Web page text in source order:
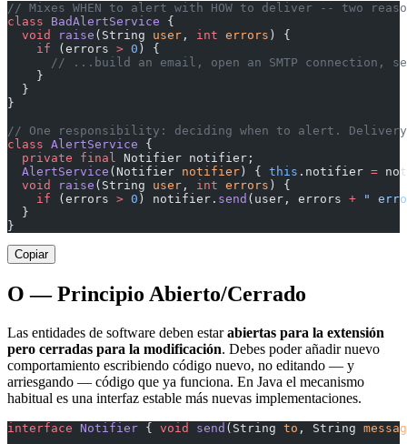
// Mixes WHEN to alert with HOW to deliver -- two
class BadAlertService {
  void
raise (String user , int errors ) {
    if
(errors > 0 ) {
// ...build an email, open an SMTP connection,
    }
  }
}
// One responsibility: deciding when to alert.
class AlertService {
  private
final Notifier notifier;
  AlertService
(Notifier notifier ) { this .notifier =
  void
raise (String user , int errors ) {
    if
(errors > 0 ) notifier. send (user, errors + "
  }
}
Copiar
O — Principio Abierto/Cerrado
Las entidades de software deben estarabiertas para la extensión
pero cerradas para la modificación. Debes poder añadir nuevo
comportamiento escribiendo código nuevo, no editando — y
arriesgando — código que ya funciona. En Java el mecanismo
habitual es una interfaz estable más nuevas implementaciones.
interface Notifier { void send (String to , String